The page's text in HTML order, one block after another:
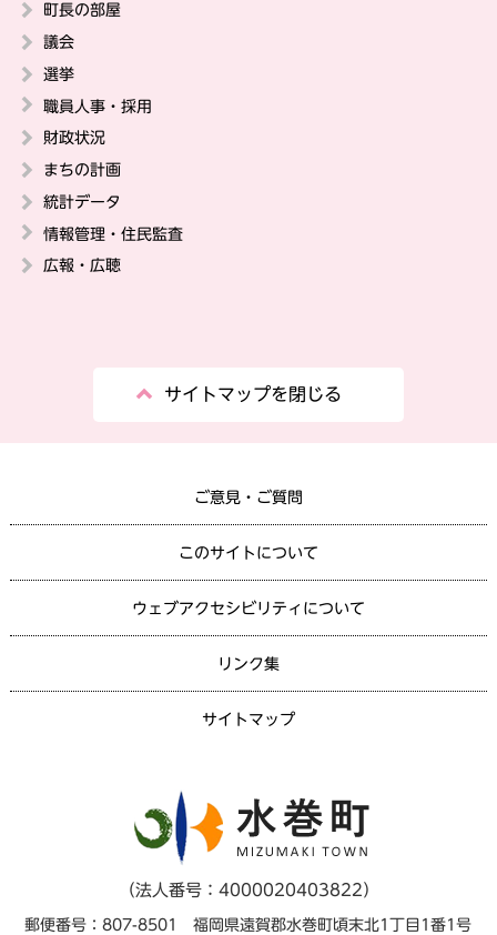
町長の部屋
議会
選挙
職員人事・採用
財政状況
まちの計画
統計データ
情報管理・住民監査
広報・広聴
サイトマップを閉じる
ご意見・ご質問
このサイトについて
ウェブアクセシビリティについて
リンク集
サイトマップ
（法人番号：4000020403822）
郵便番号：807-8501 福岡県遠賀郡水巻町頃末北1丁目1番1号